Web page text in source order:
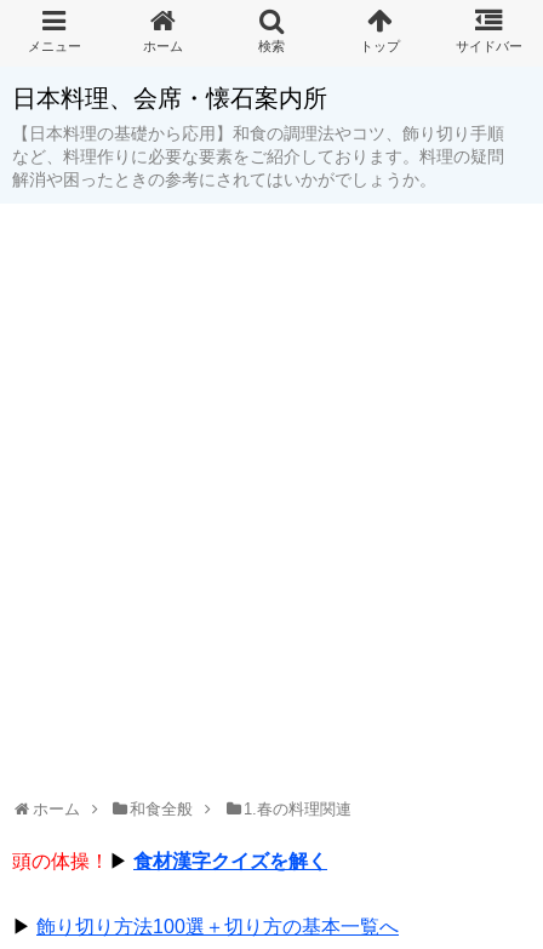
日本料理、会席・懐石案内所
【日本料理の基礎から応用】和食の調理法やコツ、飾り切り手順
など、料理作りに必要な要素をご紹介しております。料理の疑問
解消や困ったときの参考にされてはいかがでしょうか。
ホーム 和食全般 1.春の料理関連
頭の体操！ ▶ 食材漢字クイズを解く
▶ 飾り切り方法100選＋切り方の基本一覧へ